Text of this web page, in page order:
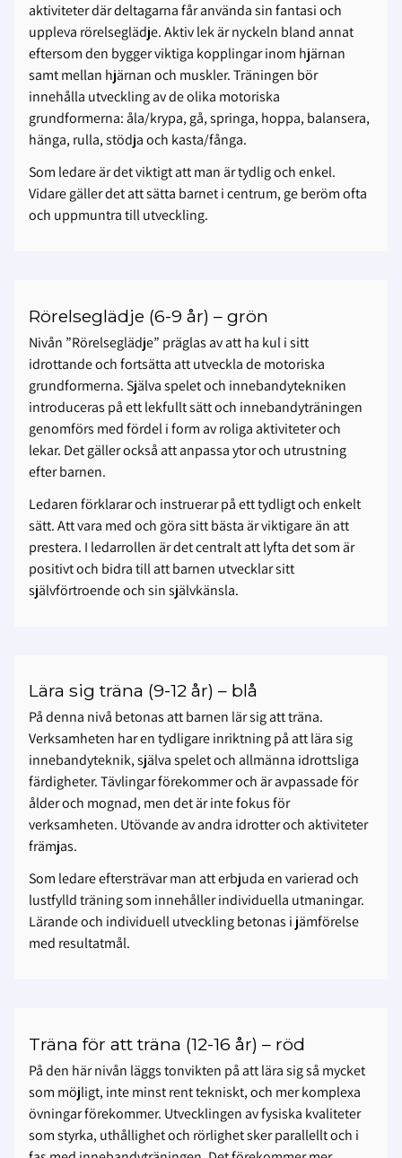
aktiviteter där deltagarna får använda sin fantasi och
uppleva rörelseglädje. Aktiv lek är nyckeln bland annat
eftersom den bygger viktiga kopplingar inom hjärnan
samt mellan hjärnan och muskler. Träningen bör
innehålla utveckling av de olika motoriska
grundformerna: åla/krypa, gå, springa, hoppa, balansera,
hänga, rulla, stödja och kasta/fånga.
Som ledare är det viktigt att man är tydlig och enkel.
Vidare gäller det att sätta barnet i centrum, ge beröm ofta
och uppmuntra till utveckling.
Rörelseglädje (6-9 år) – grön
Nivån ”Rörelseglädje” präglas av att ha kul i sitt
idrottande och fortsätta att utveckla de motoriska
grundformerna. Själva spelet och innebandytekniken
introduceras på ett lekfullt sätt och innebandyträningen
genomförs med fördel i form av roliga aktiviteter och
lekar. Det gäller också att anpassa ytor och utrustning
efter barnen.
Ledaren förklarar och instruerar på ett tydligt och enkelt
sätt. Att vara med och göra sitt bästa är viktigare än att
prestera. I ledarrollen är det centralt att lyfta det som är
positivt och bidra till att barnen utvecklar sitt
självförtroende och sin självkänsla.
Lära sig träna (9-12 år) – blå
På denna nivå betonas att barnen lär sig att träna.
Verksamheten har en tydligare inriktning på att lära sig
innebandyteknik, själva spelet och allmänna idrottsliga
färdigheter. Tävlingar förekommer och är avpassade för
ålder och mognad, men det är inte fokus för
verksamheten. Utövande av andra idrotter och aktiviteter
främjas.
Som ledare eftersträvar man att erbjuda en varierad och
lustfylld träning som innehåller individuella utmaningar.
Lärande och individuell utveckling betonas i jämförelse
med resultatmål.
Träna för att träna (12-16 år) – röd
På den här nivån läggs tonvikten på att lära sig så mycket
som möjligt, inte minst rent tekniskt, och mer komplexa
övningar förekommer. Utvecklingen av fysiska kvaliteter
som styrka, uthållighet och rörlighet sker parallellt och i